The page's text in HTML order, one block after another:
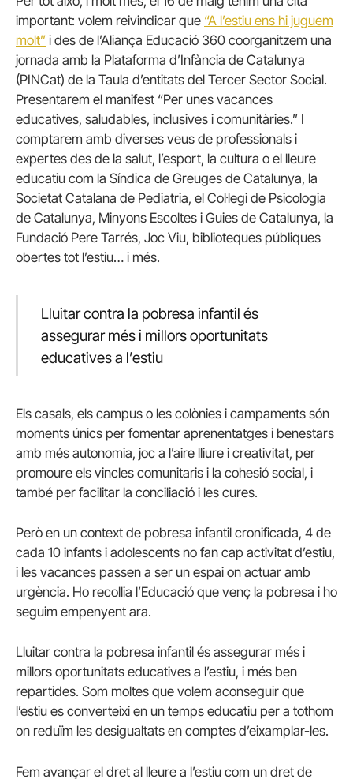
important: volem reivindicar que “A l’estiu ens hi juguem
molt” i des de l’Aliança Educació 360 coorganitzem una
jornada amb la Plataforma d’Infància de Catalunya
(PINCat) de la Taula d’entitats del Tercer Sector Social.
Presentarem el manifest “Per unes vacances
educatives, saludables, inclusives i comunitàries.” I
comptarem amb diverses veus de professionals i
expertes des de la salut, l’esport, la cultura o el lleure
educatiu com la Síndica de Greuges de Catalunya, la
Societat Catalana de Pediatria, el Col·legi de Psicologia
de Catalunya, Minyons Escoltes i Guies de Catalunya, la
Fundació Pere Tarrés, Joc Viu, biblioteques públiques
obertes tot l’estiu… i més.
Lluitar contra la pobresa infantil és
assegurar més i millors oportunitats
educatives a l’estiu
Els casals, els campus o les colònies i campaments són
moments únics per fomentar aprenentatges i benestars
amb més autonomia, joc a l’aire lliure i creativitat, per
promoure els vincles comunitaris i la cohesió social, i
també per facilitar la conciliació i les cures.
Però en un context de pobresa infantil cronificada, 4 de
cada 10 infants i adolescents no fan cap activitat d’estiu,
i les vacances passen a ser un espai on actuar amb
urgència. Ho recollia l’Educació que venç la pobresa i ho
seguim empenyent ara.
Lluitar contra la pobresa infantil és assegurar més i
millors oportunitats educatives a l’estiu, i més ben
repartides. Som moltes que volem aconseguir que
l’estiu es converteixi en un temps educatiu per a tothom
on reduïm les desigualtats en comptes d’eixamplar-les.
Fem avançar el dret al lleure a l’estiu com un dret de